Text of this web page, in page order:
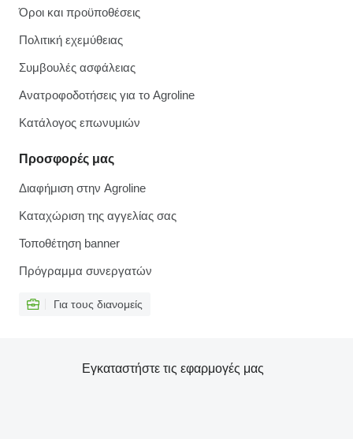
Όροι και προϋποθέσεις
Πολιτική εχεμύθειας
Συμβουλές ασφάλειας
Ανατροφοδοτήσεις για το Agroline
Κατάλογος επωνυμιών
Προσφορές μας
Διαφήμιση στην Agroline
Καταχώριση της αγγελίας σας
Τοποθέτηση banner
Πρόγραμμα συνεργατών
Για τους διανομείς
Εγκαταστήστε τις εφαρμογές μας